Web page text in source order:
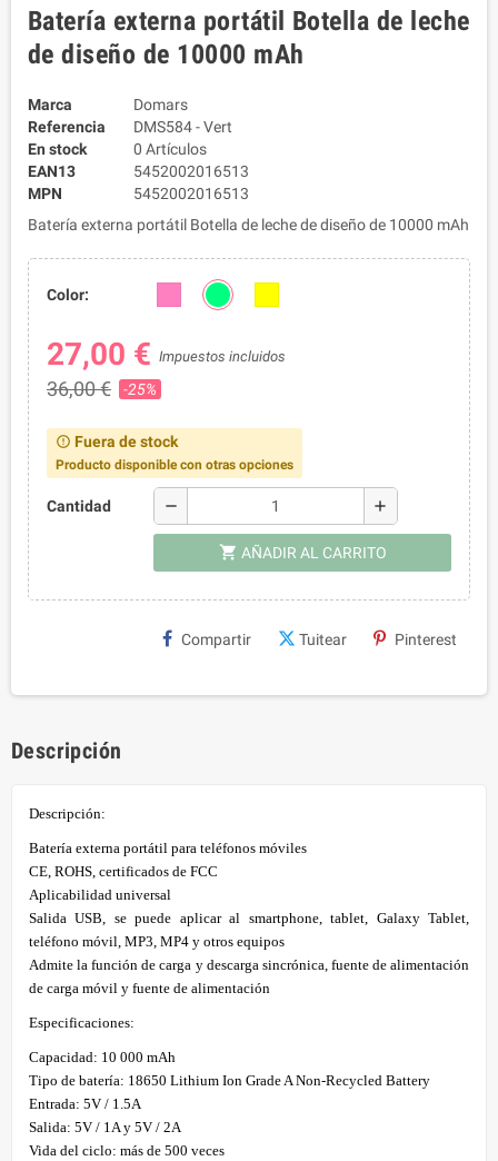
Batería externa portátil Botella de leche
de diseño de 10000 mAh
Marca
Domars
Referencia
DMS584 - Vert
En stock
0 Artículos
EAN13
5452002016513
MPN
5452002016513
Batería externa portátil Botella de leche de diseño de 10000 mAh
Color:
27,00 € Impuestos incluidos
36,00 € -25%
error_outline Fuera de stock
Producto disponible con otras opciones
Cantidad remove add
shopping_cart AÑADIR AL CARRITO
Compartir Tuitear Pinterest
Descripción
Descripción:
Batería externa portátil para teléfonos móviles
CE, ROHS, certificados de FCC
Aplicabilidad universal
Salida USB, se puede aplicar al smartphone, tablet, Galaxy Tablet,
teléfono móvil, MP3, MP4 y otros equipos
Admite la función de carga y descarga sincrónica, fuente de alimentación
de carga móvil y fuente de alimentación
Especificaciones:
Capacidad: 10 000 mAh
Tipo de batería: 18650 Lithium Ion Grade A Non-Recycled Battery
Entrada: 5V / 1.5A
Salida: 5V / 1A y 5V / 2A
Vida del ciclo: más de 500 veces